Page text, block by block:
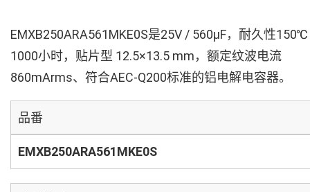
EMXB250ARA561MKE0S是25V / 560µF，耐久性150℃
1000小时，贴片型 12.5×13.5 mm，额定纹波电流
860mArms、符合AEC-Q200标准的铝电解电容器。
品番
EMXB250ARA561MKE0S